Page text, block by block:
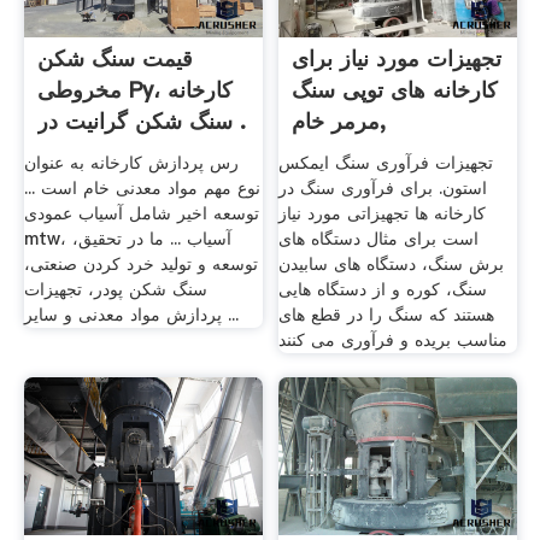
قیمت سنگ شکن
مخروطی Py، کارخانه
سنگ شکن گرانیت در .
رس پردازش کارخانه به عنوان
نوع مهم مواد معدنی خام است ...
توسعه اخیر شامل آسیاب عمودی
mtw، آسیاب ... ما در تحقیق،
توسعه و تولید خرد کردن صنعتی،
سنگ شکن پودر، تجهیزات
پردازش مواد معدنی و سایر ...
تجهیزات مورد نیاز برای
کارخانه های توپی سنگ
مرمر خام,
تجهیزات فرآوری سنگ ایمکس
استون. برای فرآوری سنگ در
کارخانه ها تجهیزاتی مورد نیاز
است برای مثال دستگاه های
برش سنگ، دستگاه های سابیدن
سنگ، کوره و از دستگاه هایی
هستند که سنگ را در قطع های
مناسب بریده و فرآوری می کنند